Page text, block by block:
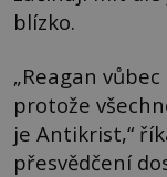
blízko.
„Reagan
protože
je Antikrist,“
přesvědčení